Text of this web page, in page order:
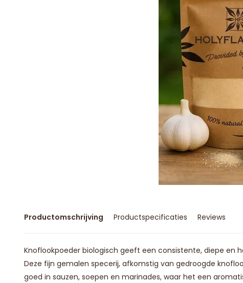
Productomschrijving Productspecificaties Reviews
Knoflookpoeder biologisch geeft een consistente, diepe en
Deze fijn gemalen specerij, afkomstig van gedroogde
goed in sauzen, soepen en marinades, waar het een